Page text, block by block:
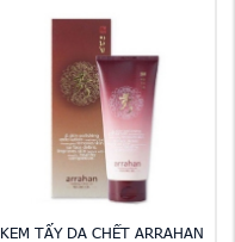
KEM TẨY DA CHẾT ARRAHAN